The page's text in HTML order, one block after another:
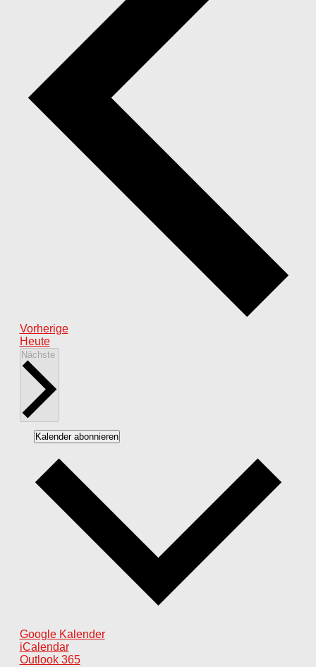
VorherigeVeranstaltungen
Heute
Nächste
Kalender abonnieren
Google Kalender
iCalendar
Outlook 365